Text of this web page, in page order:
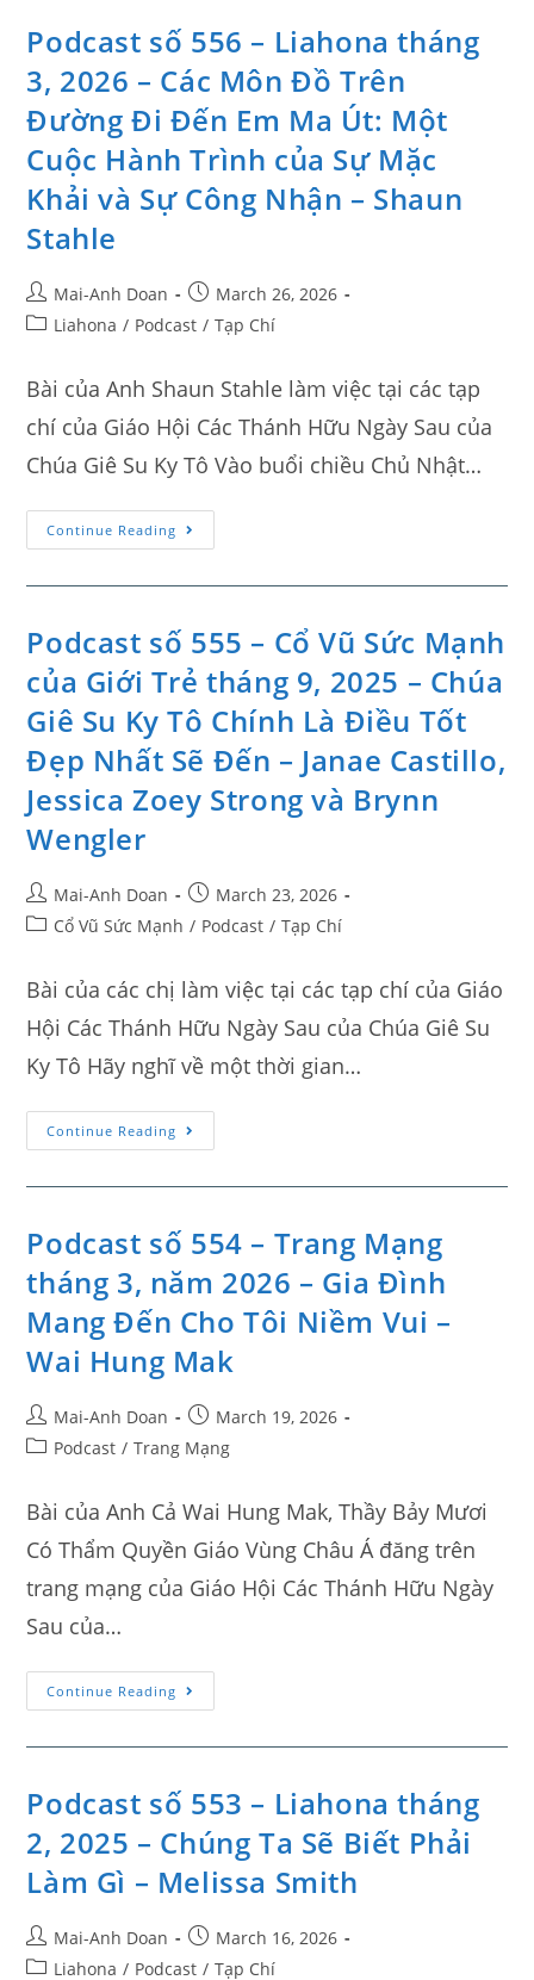
Podcast số 556 – Liahona tháng
3, 2026 – Các Môn Đồ Trên
Đường Đi Đến Em Ma Út: Một
Cuộc Hành Trình của Sự Mặc
Khải và Sự Công Nhận – Shaun
Stahle
Mai-Anh Doan
March 26, 2026
Liahona / Podcast / Tạp Chí
Bài của Anh Shaun Stahle làm việc tại các tạp
chí của Giáo Hội Các Thánh Hữu Ngày Sau của
Chúa Giê Su Ky Tô Vào buổi chiều Chủ Nhật…
Continue Reading
Podcast số 555 – Cổ Vũ Sức Mạnh
của Giới Trẻ tháng 9, 2025 – Chúa
Giê Su Ky Tô Chính Là Điều Tốt
Đẹp Nhất Sẽ Đến – Janae Castillo,
Jessica Zoey Strong và Brynn
Wengler
Mai-Anh Doan
March 23, 2026
Cổ Vũ Sức Mạnh / Podcast / Tạp Chí
Bài của các chị làm việc tại các tạp chí của Giáo
Hội Các Thánh Hữu Ngày Sau của Chúa Giê Su
Ky Tô Hãy nghĩ về một thời gian…
Continue Reading
Podcast số 554 – Trang Mạng
tháng 3, năm 2026 – Gia Đình
Mang Đến Cho Tôi Niềm Vui –
Wai Hung Mak
Mai-Anh Doan
March 19, 2026
Podcast / Trang Mạng
Bài của Anh Cả Wai Hung Mak, Thầy Bảy Mươi
Có Thẩm Quyền Giáo Vùng Châu Á đăng trên
trang mạng của Giáo Hội Các Thánh Hữu Ngày
Sau của…
Continue Reading
Podcast số 553 – Liahona tháng
2, 2025 – Chúng Ta Sẽ Biết Phải
Làm Gì – Melissa Smith
Mai-Anh Doan
March 16, 2026
Liahona / Podcast / Tạp Chí